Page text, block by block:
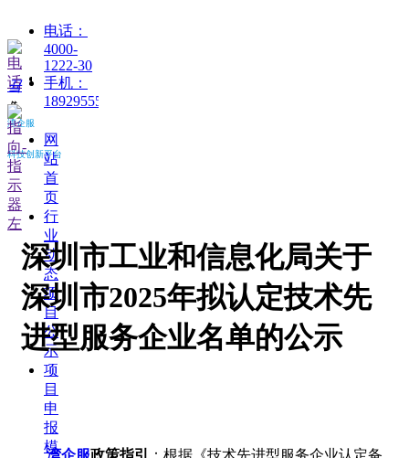
电话：
4000-
1222-30
手机：
18929555188
湾企服
科技创新平台
넡
끀
ꁲ
网
站
首
页
行
业
动
态
项
目
公
示
项
目
申
报
模
深圳市工业和信息化局关于
深圳市2025年拟认定技术先
进型服务企业名单的公示
湾企服政策指引
：根据《技术先进型服务企业认定备